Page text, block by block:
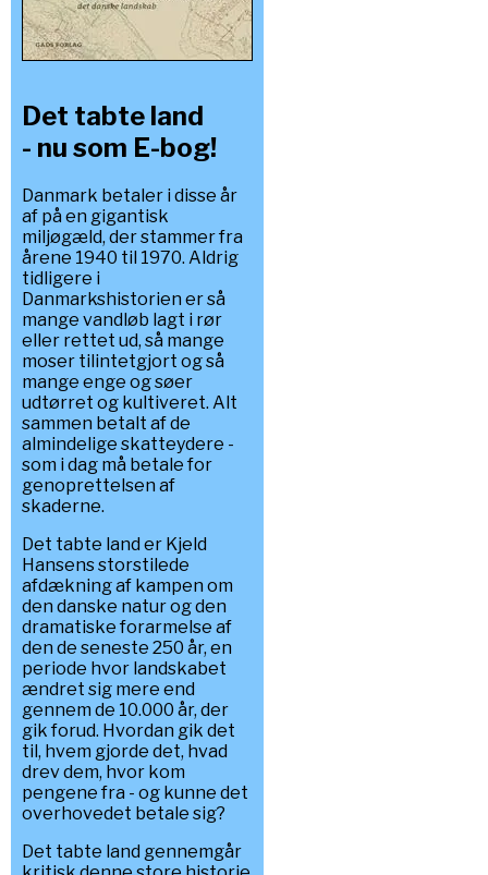
Det tabte land
- nu som E-bog!
Danmark betaler i disse år
af på en gigantisk
miljøgæld, der stammer fra
årene 1940 til 1970. Aldrig
tidligere i
Danmarkshistorien er så
mange vandløb lagt i rør
eller rettet ud, så mange
moser tilintetgjort og så
mange enge og søer
udtørret og kultiveret. Alt
sammen betalt af de
almindelige skatteydere -
som i dag må betale for
genoprettelsen af
skaderne.
Det tabte land er Kjeld
Hansens storstilede
afdækning af kampen om
den danske natur og den
dramatiske forarmelse af
den de seneste 250 år, en
periode hvor landskabet
ændret sig mere end
gennem de 10.000 år, der
gik forud. Hvordan gik det
til, hvem gjorde det, hvad
drev dem, hvor kom
pengene fra - og kunne det
overhovedet betale sig?
Det tabte land gennemgår